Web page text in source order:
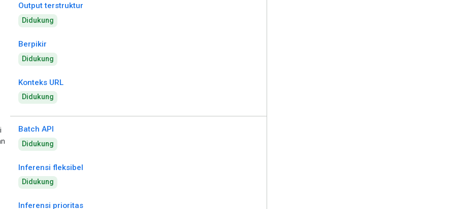
Output terstruktur
Didukung
Berpikir
Didukung
Konteks URL
Didukung
Batch API
Didukung
Inferensi fleksibel
Didukung
Inferensi prioritas